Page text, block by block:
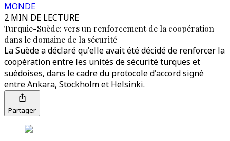
MONDE
2 MIN DE LECTURE
Turquie-Suède: vers un renforcement de la coopération
dans le domaine de la sécurité
La Suède a déclaré qu'elle avait été décidé de renforcer la
coopération entre les unités de sécurité turques et
suédoises, dans le cadre du protocole d'accord signé
entre Ankara, Stockholm et Helsinki.
Partager